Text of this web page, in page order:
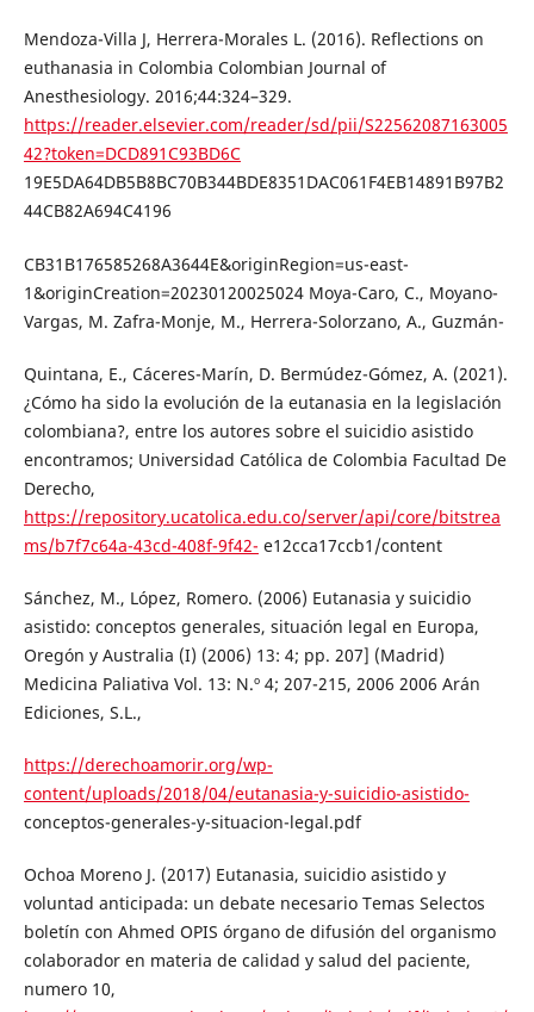
Mendoza-Villa J, Herrera-Morales L. (2016). Reflections on
euthanasia in Colombia Colombian Journal of
Anesthesiology. 2016;44:324–329.
https://reader.elsevier.com/reader/sd/pii/S22562087163005
42?token=DCD891C93BD6C
19E5DA64DB5B8BC70B344BDE8351DAC061F4EB14891B97B2
44CB82A694C4196
CB31B176585268A3644E&originRegion=us-east-
1&originCreation=20230120025024 Moya-Caro, C., Moyano-
Vargas, M. Zafra-Monje, M., Herrera-Solorzano, A., Guzmán-
Quintana, E., Cáceres-Marín, D. Bermúdez-Gómez, A. (2021).
¿Cómo ha sido la evolución de la eutanasia en la legislación
colombiana?, entre los autores sobre el suicidio asistido
encontramos; Universidad Católica de Colombia Facultad De
Derecho,
https://repository.ucatolica.edu.co/server/api/core/bitstrea
ms/b7f7c64a-43cd-408f-9f42- e12cca17ccb1/content
Sánchez, M., López, Romero. (2006) Eutanasia y suicidio
asistido: conceptos generales, situación legal en Europa,
Oregón y Australia (I) (2006) 13: 4; pp. 207] (Madrid)
Medicina Paliativa Vol. 13: N.º 4; 207-215, 2006 2006 Arán
Ediciones, S.L.,
https://derechoamorir.org/wp-
content/uploads/2018/04/eutanasia-y-suicidio-asistido-
conceptos-generales-y-situacion-legal.pdf
Ochoa Moreno J. (2017) Eutanasia, suicidio asistido y
voluntad anticipada: un debate necesario Temas Selectos
boletín con Ahmed OPIS órgano de difusión del organismo
colaborador en materia de calidad y salud del paciente,
numero 10,